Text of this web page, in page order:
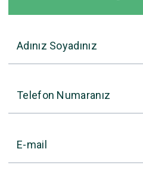
Adınız Soyadınız
Telefon Numaranız
E-mail